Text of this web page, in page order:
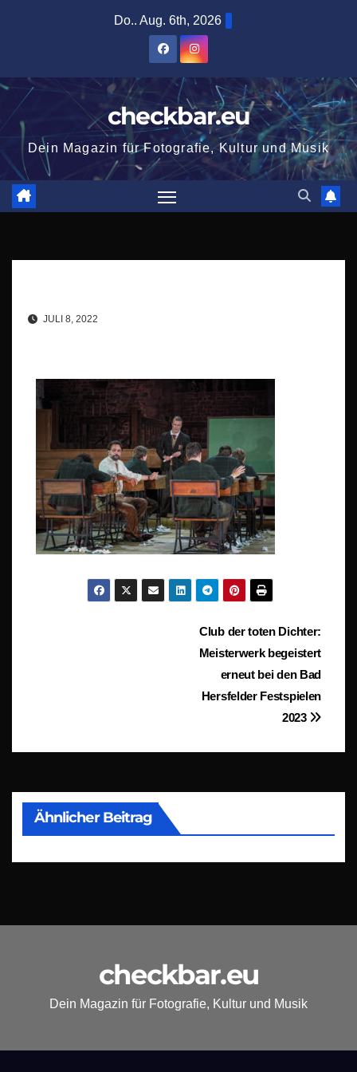
Do.. Aug. 6th, 2026
checkbar.eu
Dein Magazin für Fotografie, Kultur und Musik
JULI 8, 2022
Beitragsnavigation
Club der toten Dichter:
Meisterwerk begeistert
erneut bei den Bad
Hersfelder Festspielen
2023
Ähnlicher Beitrag
checkbar.eu
Dein Magazin für Fotografie, Kultur und Musik